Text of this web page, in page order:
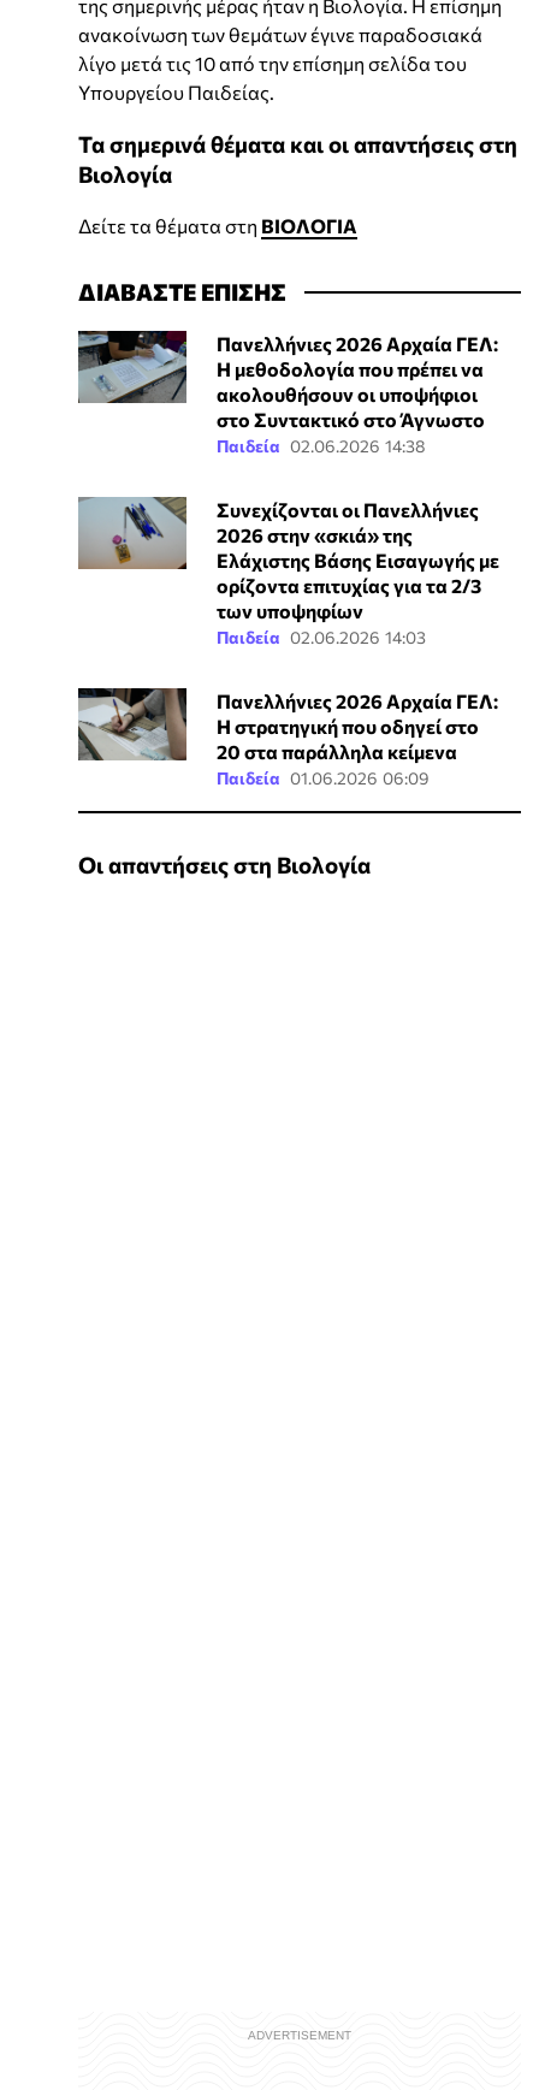
της σημερινής μέρας ήταν η Βιολογία. Η επίσημη
ανακοίνωση των θεμάτων έγινε παραδοσιακά
λίγο μετά τις 10 από την επίσημη σελίδα του
Υπουργείου Παιδείας.
Τα σημερινά θέματα και οι απαντήσεις στη
Βιολογία
Δείτε τα θέματα στη ΒΙΟΛΟΓΙΑ
ΔΙΑΒΑΣΤΕ ΕΠΙΣΗΣ
Πανελλήνιες 2026 Αρχαία ΓΕΛ:
Η μεθοδολογία που πρέπει να
ακολουθήσουν οι υποψήφιοι
στο Συντακτικό στο Άγνωστο
Παιδεία 02.06.2026 14:38
Συνεχίζονται οι Πανελλήνιες
2026 στην «σκιά» της
Ελάχιστης Βάσης Εισαγωγής με
ορίζοντα επιτυχίας για τα 2/3
των υποψηφίων
Παιδεία 02.06.2026 14:03
Πανελλήνιες 2026 Αρχαία ΓΕΛ:
Η στρατηγική που οδηγεί στο
20 στα παράλληλα κείμενα
Παιδεία 01.06.2026 06:09
Οι απαντήσεις στη Βιολογία